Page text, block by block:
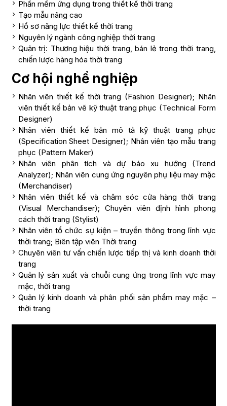
Phần mềm ứng dụng trong thiết kế thời trang
Tạo mẫu nâng cao
Hồ sơ năng lực thiết kế thời trang
Nguyên lý ngành công nghiệp thời trang
Quản trị: Thương hiệu thời trang, bán lẻ trong thời trang,
chiến lược hàng hóa thời trang
Cơ hội nghề nghiệp
Nhân viên thiết kế thời trang (Fashion Designer); Nhân
viên thiết kế bản vẽ kỹ thuật trang phục (Technical Form
Designer)
Nhân viên thiết kế bản mô tả kỹ thuật trang phục
(Specification Sheet Designer); Nhân viên tạo mẫu trang
phục (Pattern Maker)
Nhân viên phân tích và dự báo xu hướng (Trend
Analyzer); Nhân viên cung ứng nguyên phụ liệu may mặc
(Merchandiser)
Nhân viên thiết kế và chăm sóc cửa hàng thời trang
(Visual Merchandiser); Chuyên viên định hình phong
cách thời trang (Stylist)
Nhân viên tổ chức sự kiện – truyền thông trong lĩnh vực
thời trang; Biên tập viên Thời trang
Chuyên viên tư vấn chiến lược tiếp thị và kinh doanh thời
trang
Quản lý sản xuất và chuỗi cung ứng trong lĩnh vực may
mặc, thời trang
Quản lý kinh doanh và phân phối sản phẩm may mặc –
thời trang